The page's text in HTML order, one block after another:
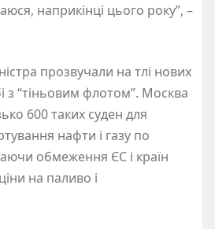
наприкінці цього року”, –
прозвучали на тлі нових
з “тіньовим флотом”. Москва
600 таких суден для
нафти і газу по
обмеження ЄС і країн
на паливо і